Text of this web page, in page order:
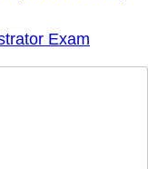
Exam